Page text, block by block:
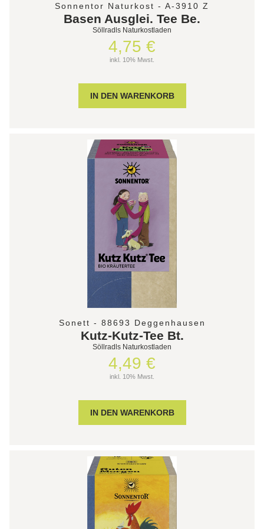
Sonnentor Naturkost - A-3910 Z
Basen Ausglei. Tee Be.
Söllradls Naturkostladen
4,75 €
inkl. 10% Mwst.
Sonett - 88693 Deggenhausen
Kutz-Kutz-Tee Bt.
Söllradls Naturkostladen
4,49 €
inkl. 10% Mwst.